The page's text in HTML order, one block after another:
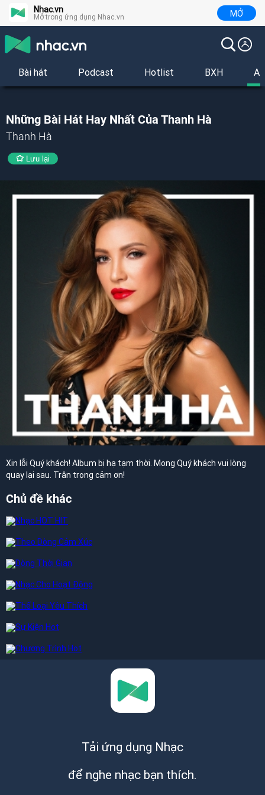
Nhac.vn
Mở trong ứng dụng Nhac.vn MỞ
Bài hát Podcast Hotlist BXH
Những Bài Hát Hay Nhất Của Thanh Hà
Thanh Hà
Lưu lại
Xin lỗi Quý khách! Album bị hạ tạm thời. Mong Quý khách vui lòng
quay lại sau. Trân trọng cảm ơn!
Chủ đề khác
Tải ứng dụng Nhạc
để nghe nhạc bạn thích.